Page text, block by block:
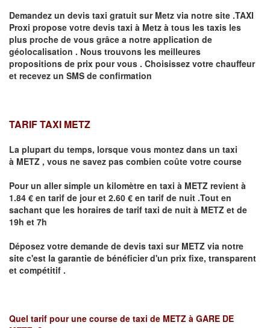
Demandez un devis taxi gratuit sur Metz via notre site .TAXI
Proxi propose votre devis taxi à Metz à tous les taxis les
plus proche de vous grâce a notre application de
géolocalisation . Nous trouvons les meilleures
propositions de prix pour vous . Choisissez votre chauffeur
et recevez un SMS de confirmation
TARIF TAXI METZ
La plupart du temps, lorsque vous montez dans un taxi
à METZ , vous ne savez pas combien coûte votre course
Pour un aller simple un kilomètre en taxi à METZ revient à
1.84 € en tarif de jour et 2.60 € en tarif de nuit .Tout en
sachant que les horaires de tarif taxi de nuit à METZ et de
19h et 7h
Déposez votre demande de devis taxi sur METZ via notre
site c'est la garantie de bénéficier d'un prix fixe, transparent
et compétitif .
Quel tarif pour une course de taxi de METZ à GARE DE